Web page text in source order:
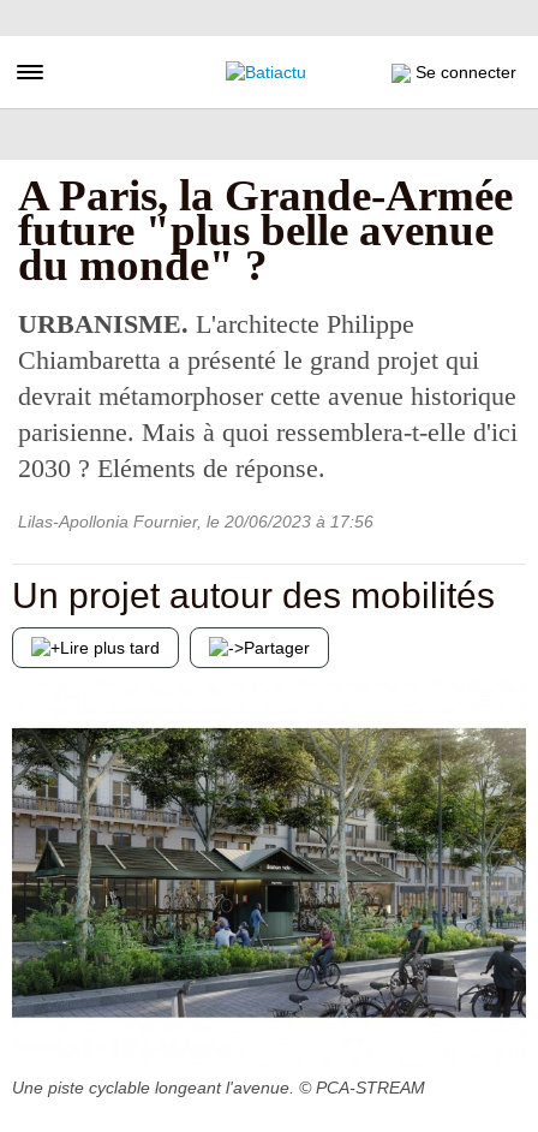
au
principal
Toggle navigation Se connecter
A Paris, la Grande-Armée
future "plus belle avenue
du monde" ?
URBANISME. L'architecte Philippe
Chiambaretta a présenté le grand projet qui
devrait métamorphoser cette avenue historique
parisienne. Mais à quoi ressemblera-t-elle d'ici
2030 ? Eléments de réponse.
Lilas-Apollonia Fournier, le 20/06/2023 à 17:56
Un projet autour des mobilités
Lire plus tard Partager
Une piste cyclable longeant l'avenue. © PCA-STREAM